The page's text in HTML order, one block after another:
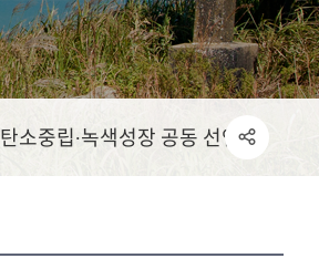
탄소중립∙녹색성장 공동 선언문